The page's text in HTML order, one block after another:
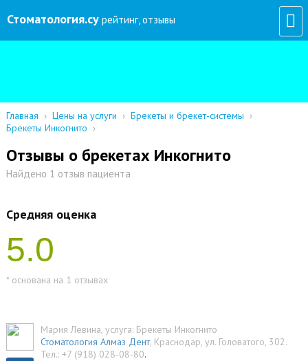
Стоматология.су рейтинг, отзывы
Главная › Цены на услуги › Брекеты и брекет-системы ›
Брекеты Инкогнито ›
Отзывы о брекетах Инкогнито
Найдено 1 отзыв пациента
Средняя оценка
5.0
* основана на 1 отзывах
Мария Левина, услуга: Брекеты Инкогнито
Стоматология Алмаз Дент, Краснодар, ул. Головатого, 302.
Тел.: +7 (918) 028-08-80.